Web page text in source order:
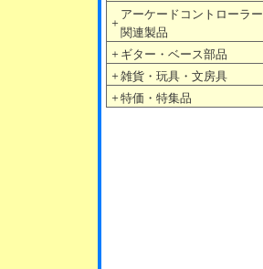
＋
アーケードコントローラー
関連製品
＋ ギター・ベース部品
＋ 雑貨・玩具・文房具
＋ 特価・特集品